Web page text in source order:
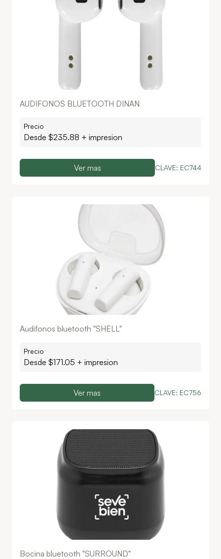
AUDIFONOS BLUETOOTH DINAN
Precio
Desde $235.88 + impresion
Ver mas CLAVE: EC744
Audifonos bluetooth "SHELL"
Precio
Desde $171.05 + impresion
Ver mas CLAVE: EC756
Bocina bluetooth "SURROUND"